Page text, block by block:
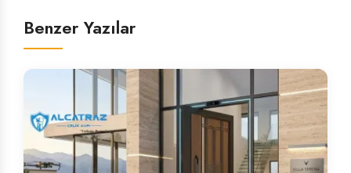
Benzer Yazılar